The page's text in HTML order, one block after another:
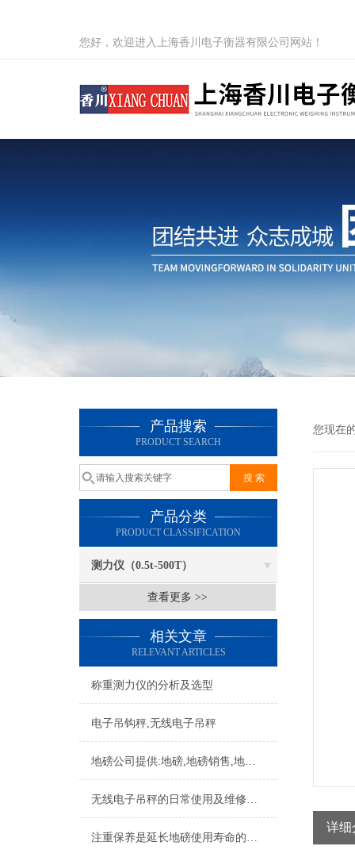
您好，欢迎进入上海香川电子衡器有限公司网站！
产品搜索
PRODUCT SEARCH
产品分类
PRODUCT CLASSIFICATION
测力仪（0.5t-500T）
查看更多 >>
相关文章
RELEVANT ARTICLES
称重测力仪的分析及选型
电子吊钩秤,无线电子吊秤
地磅公司提供:地磅,地磅销售,地磅价格,地磅厂家,地磅报价,地磅维修,地磅软件,地磅安装
无线电子吊秤的日常使用及维修保养
注重保养是延长地磅使用寿命的根本
您现在
详细